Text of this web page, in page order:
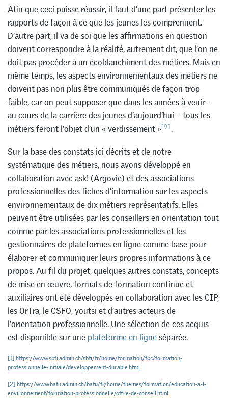
Afin que ceci puisse réussir, il faut d’une part présenter les
rapports de façon à ce que les jeunes les comprennent.
D’autre part, il va de soi que les affirmations en question
doivent correspondre à la réalité, autrement dit, que l’on ne
doit pas procéder à un écoblanchiment des métiers. Mais en
même temps, les aspects environnementaux des métiers ne
doivent pas non plus être communiqués de façon trop
faible, car on peut supposer que dans les années à venir –
au cours de la carrière des jeunes d’aujourd’hui – tous les
métiers feront l’objet d’un « verdissement »[9].
Sur la base des constats ici décrits et de notre
systématique des métiers, nous avons développé en
collaboration avec ask! (Argovie) et des associations
professionnelles des fiches d’information sur les aspects
environnementaux de dix métiers représentatifs. Elles
peuvent être utilisées par les conseillers en orientation tout
comme par les associations professionnelles et les
gestionnaires de plateformes en ligne comme base pour
élaborer et communiquer leurs propres informations à ce
propos. Au fil du projet, quelques autres constats, concepts
de mise en œuvre, formats de formation continue et
auxiliaires ont été développés en collaboration avec les CIP,
les OrTra, le CSFO, youtsi et d’autres acteurs de
l’orientation professionnelle. Une sélection de ces acquis
est disponible sur une plateforme en ligneséparée.
[1]https://www.sbfi.admin.ch/sbfi/fr/home/formation/fpc/formation-
professionnelle-initiale/developpement-durable.html
[2]https://www.bafu.admin.ch/bafu/fr/home/themes/formation/education-a-l-
environnement/formation-professionnelle/offre-de-conseil.html